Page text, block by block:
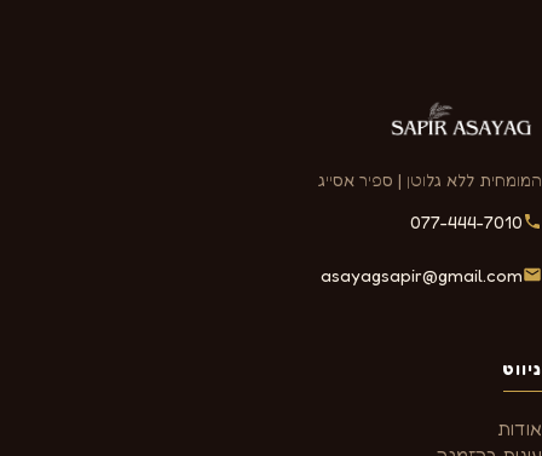
המומחית ללא גלוטן | ספיר אסייג
077-444-7010
asayagsapir@gmail.com
ניווט
אודות